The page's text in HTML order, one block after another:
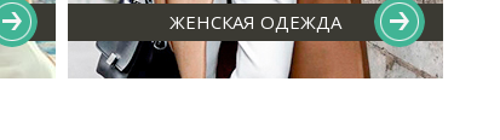
ЖЕНСКАЯ ОДЕЖДА